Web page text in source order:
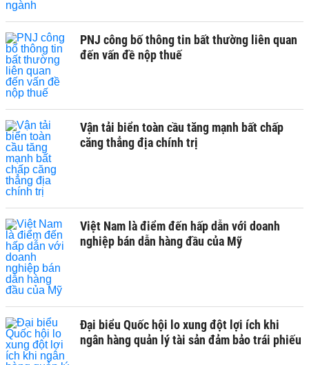
PNJ công bố thông tin bất thường liên quan
đến vấn đề nộp thuế
Vận tải biển toàn cầu tăng mạnh bất chấp
căng thẳng địa chính trị
Việt Nam là điểm đến hấp dẫn với doanh
nghiệp bán dẫn hàng đầu của Mỹ
Đại biểu Quốc hội lo xung đột lợi ích khi
ngân hàng quản lý tài sản đảm bảo trái phiếu